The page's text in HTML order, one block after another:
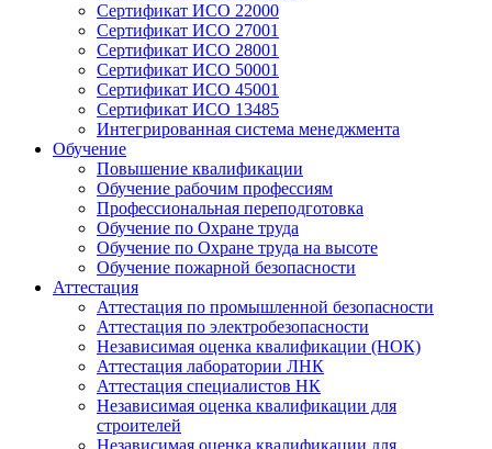
Сертификат ИСО 22000
Сертификат ИСО 27001
Сертификат ИСО 28001
Сертификат ИСО 50001
Сертификат ИСО 45001
Сертификат ИСО 13485
Интегрированная система менеджмента
Обучение
Повышение квалификации
Обучение рабочим профессиям
Профессиональная переподготовка
Обучение по Охране труда
Обучение по Охране труда на высоте
Обучение пожарной безопасности
Аттестация
Аттестация по промышленной безопасности
Аттестация по электробезопасности
Независимая оценка квалификации (НОК)
Аттестация лаборатории ЛНК
Аттестация специалистов НК
Независимая оценка квалификации для
строителей
Независимая оценка квалификации для